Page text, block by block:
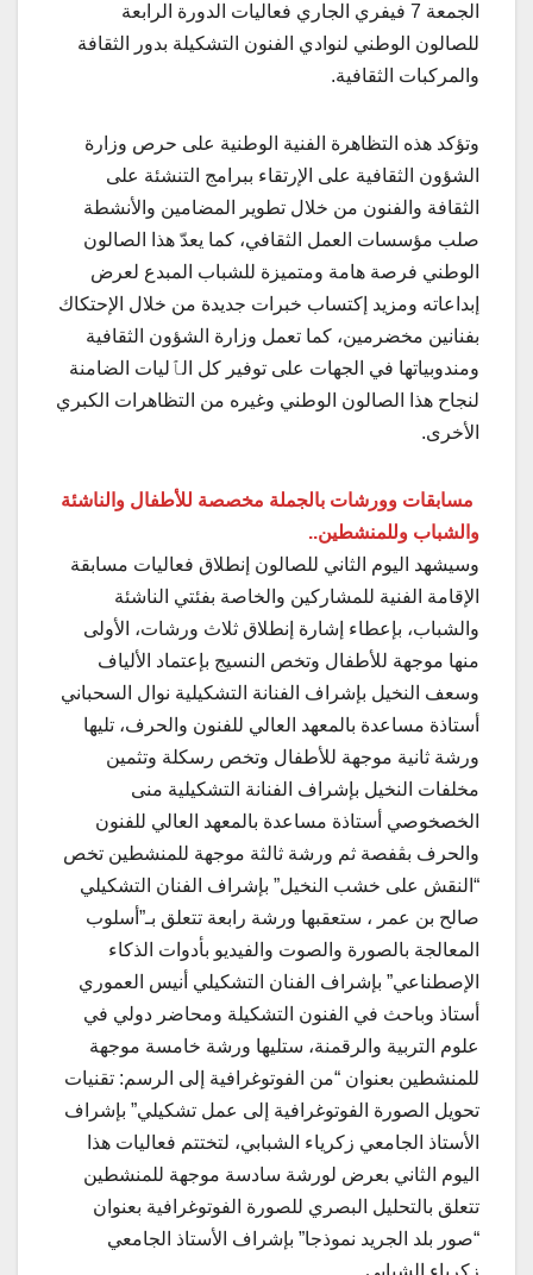
الجمعة 7 فيفري الجاري فعاليات الدورة الرابعة
للصالون الوطني لنوادي الفنون التشكيلة بدور الثقافة
والمركبات الثقافية.
وتؤكد هذه التظاهرة الفنية الوطنية على حرص وزارة
الشؤون الثقافية على الإرتقاء ببرامج التنشئة على
الثقافة والفنون من خلال تطوير المضامين والأنشطة
صلب مؤسسات العمل الثقافي، كما يعدّ هذا الصالون
الوطني فرصة هامة ومتميزة للشباب المبدع لعرض
إبداعاته ومزيد إكتساب خبرات جديدة من خلال الإحتكاك
بفنانين مخضرمين، كما تعمل وزارة الشؤون الثقافية
ومندوبياتها في الجهات على توفير كل الٱليات الضامنة
لنجاح هذا الصالون الوطني وغيره من التظاهرات الكبري
الأخرى.
مسابقات وورشات بالجملة مخصصة للأطفال والناشئة
والشباب وللمنشطين..
وسيشهد اليوم الثاني للصالون إنطلاق فعاليات مسابقة
الإقامة الفنية للمشاركين والخاصة بفئتي الناشئة
والشباب، بإعطاء إشارة إنطلاق ثلاث ورشات، الأولى
منها موجهة للأطفال وتخص النسيج بإعتماد الألياف
وسعف النخيل بإشراف الفنانة التشكيلية نوال السحباني
أستاذة مساعدة بالمعهد العالي للفنون والحرف، تليها
ورشة ثانية موجهة للأطفال وتخص رسكلة وتثمين
مخلفات النخيل بإشراف الفنانة التشكيلية منى
الخصخوصي أستاذة مساعدة بالمعهد العالي للفنون
والحرف بڨفصة ثم ورشة ثالثة موجهة للمنشطين تخص
“النقش على خشب النخيل” بإشراف الفنان التشكيلي
صالح بن عمر ، ستعقبها ورشة رابعة تتعلق بـ”أسلوب
المعالجة بالصورة والصوت والفيديو بأدوات الذكاء
الإصطناعي” بإشراف الفنان التشكيلي أنيس العموري
أستاذ وباحث في الفنون التشكيلة ومحاضر دولي في
علوم التربية والرقمنة، ستليها ورشة خامسة موجهة
للمنشطين بعنوان “من الفوتوغرافية إلى الرسم: تقنيات
تحويل الصورة الفوتوغرافية إلى عمل تشكيلي” بإشراف
الأستاذ الجامعي زكرياء الشبابي، لتختتم فعاليات هذا
اليوم الثاني بعرض لورشة سادسة موجهة للمنشطين
تتعلق بالتحليل البصري للصورة الفوتوغرافية بعنوان
“صور بلد الجريد نموذجا” بإشراف الأستاذ الجامعي